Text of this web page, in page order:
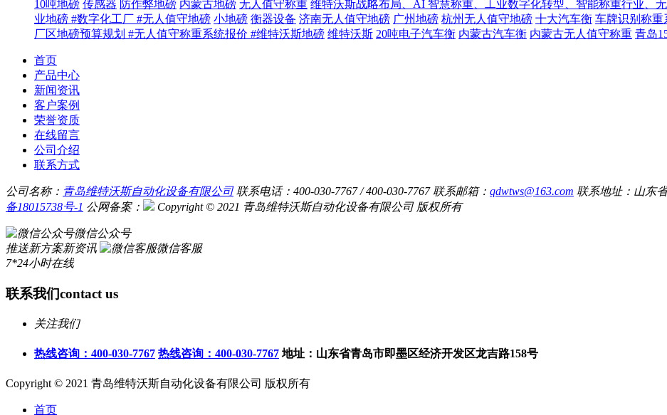
10吨地磅 传感器 防作弊地磅 内蒙古地磅 无人值守称重 维特沃斯战略布局、AI 智慧称重、工业数字化转型、智能称重行业、
业地磅 #数字化工厂 #无人值守地磅 小地磅 衡器设备 济南无人值守地磅 广州地磅 杭州无人值守地磅 十大汽车衡 车牌识别称重
厂区地磅预算规划 #无人值守称重系统报价 #维特沃斯地磅 维特沃斯 20吨电子汽车衡 内蒙古汽车衡 内蒙古无人值守称重 青岛
首页
产品中心
新闻资讯
客户案例
荣誉资质
在线留言
公司介绍
联系方式
公司名称： 青岛维特沃斯自动化设备有限公司 联系电话：400-030-7767 / 400-030-7767 联系邮箱： qdwtws@163.com 联系地址：山东
备18015738号-1 公网备案： Copyright © 2021 青岛维特沃斯自动化设备有限公司 版权所有
微信公众号
推送新方案新资讯
微信客服
7*24小时在线
联系我们contact us
关注我们
热线咨询：400-030-7767 热线咨询：400-030-7767 地址：山东省青岛市即墨区经济开发区龙吉路158号
Copyright © 2021 青岛维特沃斯自动化设备有限公司 版权所有
首页